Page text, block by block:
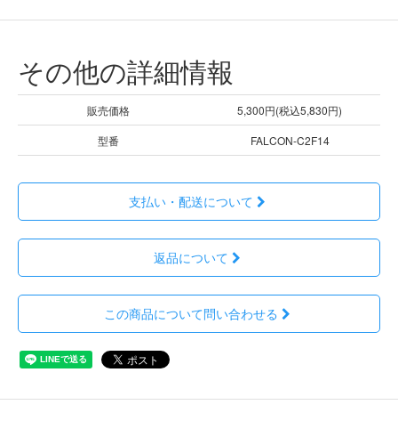
その他の詳細情報
販売価格
5,300円(税込5,830円)
型番
FALCON-C2F14
支払い・配送について
返品について
この商品について問い合わせる